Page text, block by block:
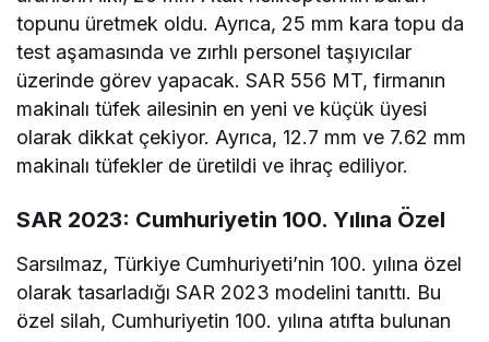
topunu üretmek oldu. Ayrıca, 25 mm kara topu da
test aşamasında ve zırhlı personel taşıyıcılar
üzerinde görev yapacak. SAR 556 MT, firmanın
makinalı tüfek ailesinin en yeni ve küçük üyesi
olarak dikkat çekiyor. Ayrıca, 12.7 mm ve 7.62 mm
makinalı tüfekler de üretildi ve ihraç ediliyor.
SAR 2023: Cumhuriyetin 100. Yılına Özel
Sarsılmaz, Türkiye Cumhuriyeti’nin 100. yılına özel
olarak tasarladığı SAR 2023 modelini tanıttı. Bu
özel silah, Cumhuriyetin 100. yılına atıfta bulunan